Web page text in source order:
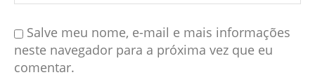
Salve meu nome, e-mail e mais informações
neste navegador para a próxima vez que eu
comentar.